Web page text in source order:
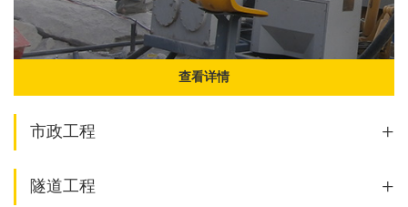
查看详情
市政工程 +
隧道工程 +